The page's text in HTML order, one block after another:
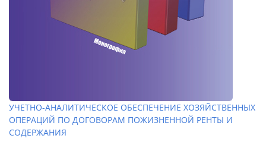
УЧЕТНО-АНАЛИТИЧЕСКОЕ ОБЕСПЕЧЕНИЕ ХОЗЯЙСТВЕННЫХ
ОПЕРАЦИЙ ПО ДОГОВОРАМ ПОЖИЗНЕННОЙ РЕНТЫ И
СОДЕРЖАНИЯ